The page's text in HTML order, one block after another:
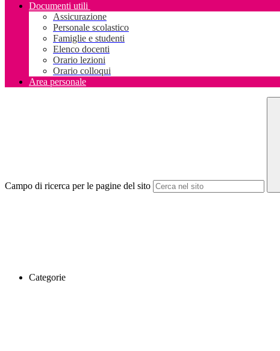
Documenti utili
Assicurazione
Personale scolastico
Famiglie e studenti
Elenco docenti
Orario lezioni
Orario colloqui
Area personale
Campo di ricerca per le pagine del sito
Categorie